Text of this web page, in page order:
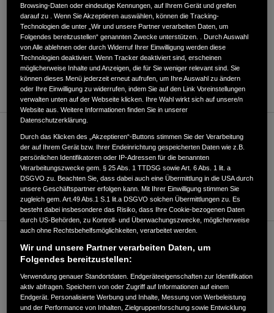
ROUTENPLANUNG
WEBSITE
Verkauf
+49850493293
Händler kontaktieren
Kundenservice
+49850493293
E-Mail
Browsing-Daten oder eindeutige Kennungen, auf Ihrem Gerät und greifen
darauf zu . Wenn Sie Akzeptieren auswählen, können die Tracking-
Technologien die unter „Wir und unsere Partner verarbeiten Daten, um
Folgendes bereitzustellen“ genannten Zwecke unterstützen. . Durch Auswahl
von Alle ablehnen oder durch Widerruf Ihrer Einwilligung werden diese
Technologien deaktiviert. Wenn Tracker deaktiviert sind, erscheinen
möglicherweise Inhalte und Anzeigen, die für Sie weniger relevant sind. Sie
können dieses Menü jederzeit erneut aufrufen, um Ihre Auswahl zu ändern
oder Ihre Einwilligung zu widerrufen, indem Sie auf den Link Voreinstellungen
verwalten unten auf der Webseite klicken. Ihre Wahl wirkt sich auf unsere/n
Website aus. Weitere Informationen finden Sie in unserer
Datenschutzerklärung.
Durch das Klicken des „Akzeptieren“-Buttons stimmen Sie der Verarbeitung
der auf Ihrem Gerät bzw. Ihrer Endeinrichtung gespeicherten Daten wie z.B.
persönlichen Identifikatoren oder IP-Adressen für die benannten
Verarbeitungszwecke gem. § 25 Abs. 1 TTDSG sowie Art. 6 Abs. 1 lit. a
DSGVO zu. Beachten Sie, dass dabei auch eine Übermittlung in die USA durch
unsere Geschäftspartner erfolgen kann. Mit Ihrer Einwilligung stimmen Sie
zugleich gem. Art.49 Abs.1 S.1 lit.a DSGVO solchen Übermittlungen zu. Es
besteht dabei insbesondere das Risiko, dass Ihre Cookie-bezogenen Daten
durch US-Behörden, zu Kontroll- und Überwachungszwecke, möglicherweise
auch ohne Rechtsbehelfsmöglichkeiten, verarbeitet werden.
Wir und unsere Partner verarbeiten Daten, um
Folgendes bereitzustellen:
Verwendung genauer Standortdaten. Endgeräteeigenschaften zur Identifikation
aktiv abfragen. Speichern von oder Zugriff auf Informationen auf einem
Endgerät. Personalisierte Werbung und Inhalte, Messung von Werbeleistung
und der Performance von Inhalten, Zielgruppenforschung sowie Entwicklung